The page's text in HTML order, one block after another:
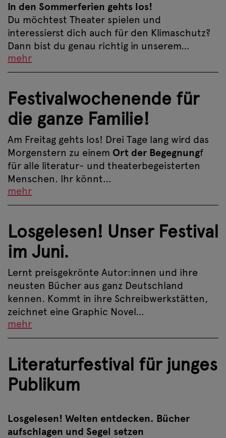
In den Sommerferien gehts los!
Du möchtest Theater spielen und
interessierst dich auch für den Klimaschutz?
Dann bist du genau richtig in unserem…
mehr
Festivalwochenende für
die ganze Familie!
Am Freitag gehts los! Drei Tage lang wird das
Morgenstern zu einem Ort der Begegnungf
für alle literatur- und theaterbegeisterten
Menschen. Ihr könnt…
mehr
Losgelesen! Unser Festival
im Juni.
Lernt preisgekrönte Autor:innen und ihre
neusten Bücher aus ganz Deutschland
kennen. Kommt in ihre Schreibwerkstätten,
zeichnet eine Graphic Novel…
mehr
Literaturfestival für junges
Publikum
Losgelesen! Welten entdecken. Bücher
aufschlagen und Segel setzen